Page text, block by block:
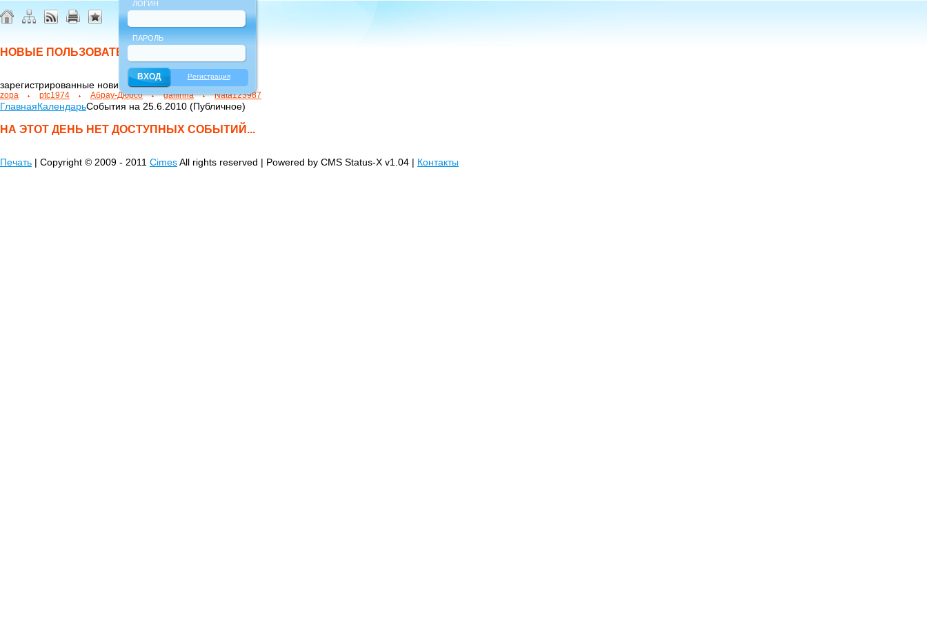
ЛОГИН
ПАРОЛЬ
Регистрация
НОВЫЕ ПОЛЬЗОВАТЕЛИ
зарегистрированные новички
zopa ptc1974 Абрау-Дюрсо gallinna Nata123987
ГлавнаяКалендарьСобытия на 25.6.2010 (Публичное)
НА ЭТОТ ДЕНЬ НЕТ ДОСТУПНЫХ СОБЫТИЙ...
Печать | Copyright © 2009 - 2011 CimesAll rights reserved | Powered by CMS Status-X v1.04 | Контакты